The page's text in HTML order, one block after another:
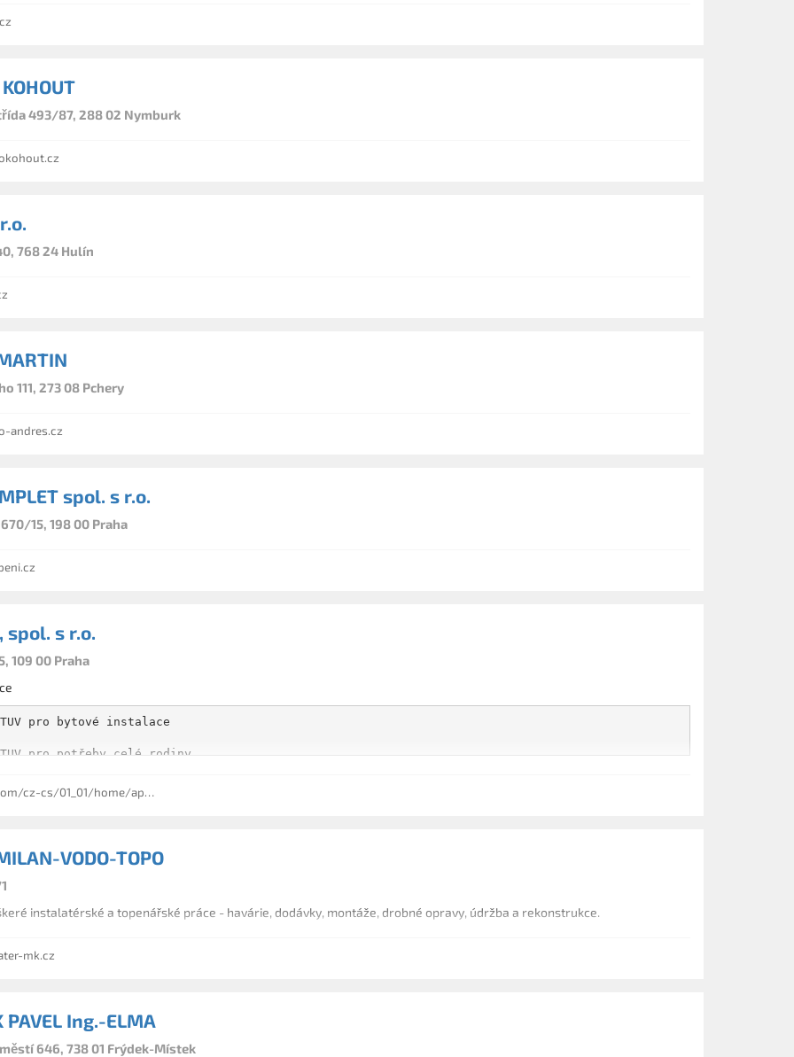
493/87, 288 02 Nymburk
768 24 Hulín
111, 273 08 Pchery
andres.cz
spol. s r.o.
15, 198 00 Praha
spol. s r.o.
109 00 Praha
pro bytové instalace
pro potřeby celé rodiny
a byty s instalací na stěnu
pro komerční objekty
s vysokým výkonem
cs/01_01/home/app.rvb?persist=cz-cs
VODO-TOPO
instalatérské a topenářské práce - havárie, dodávky, montáže, drobné opravy, údržba a rekonstrukce.
mk.cz
PAVEL Ing.-ELMA
646, 738 01 Frýdek-Místek